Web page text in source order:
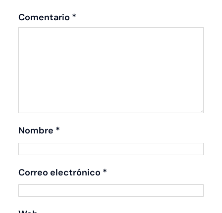
Comentario *
Nombre *
Correo electrónico *